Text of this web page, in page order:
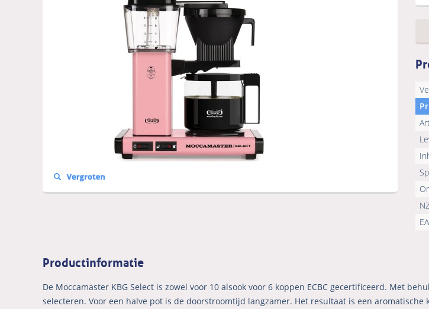
Productinformatie
De Moccamaster KBG Select is zowel voor 10 alsook voor 6 koppen ECBC gecertificeerd. Met
selecteren. Voor een halve pot is de doorstroomtijd langzamer. Het resultaat is een